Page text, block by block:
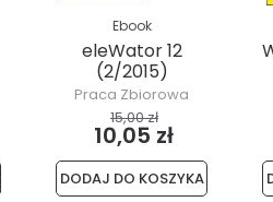
Ebook
eleWator 12
(2/2015)
Praca Zbiorowa
15,00 zł
10,05 zł
DODAJ DO KOSZYKA